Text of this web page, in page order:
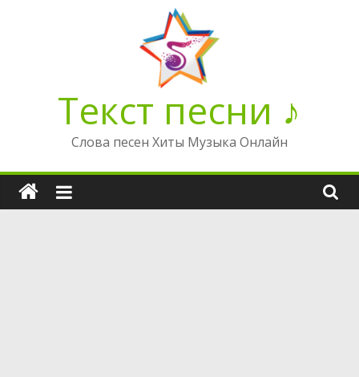
Текст песни ♪
Слова песен Хиты Музыка Онлайн